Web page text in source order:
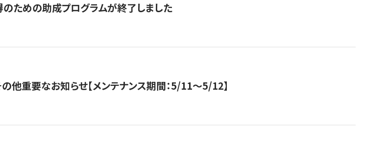
ための助成プログラムが終了しました
他重要なお知らせ【メンテナンス期間：5/11～5/12】